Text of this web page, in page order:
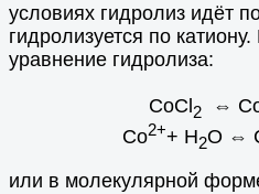
условиях гидролиз идёт
гидролизуется по
уравнение гидролиза:
СоCl2 ⇔
Со2++ H2O ⇔
или в молекулярной